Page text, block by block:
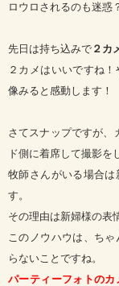
ロウロされるのも迷惑
先日は持ち込みで ２カ
２カメはいいですね
像みると感動します！
さてスナップですが、
ド側に着席して撮影を
牧師さんがいる場合
す。
その理由は新婦様の表
このノウハウは、ち
らないことですね。
パーティーフォトの